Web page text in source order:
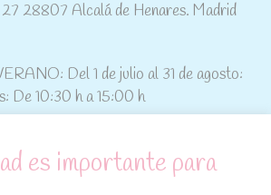
28807 Alcalá de Henares. Madrid
Del 1 de julio al 31 de agosto:
De 10:30 h a 15:00 h
es importante para